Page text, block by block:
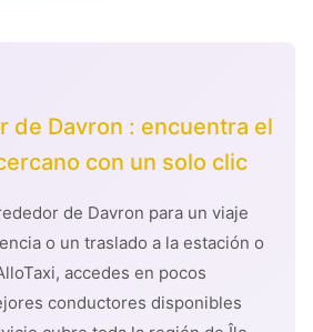
de Davron : encuentra el
con un solo clic
de Davron para un viaje
o un traslado a la estación o
accedes en pocos
conductores disponibles